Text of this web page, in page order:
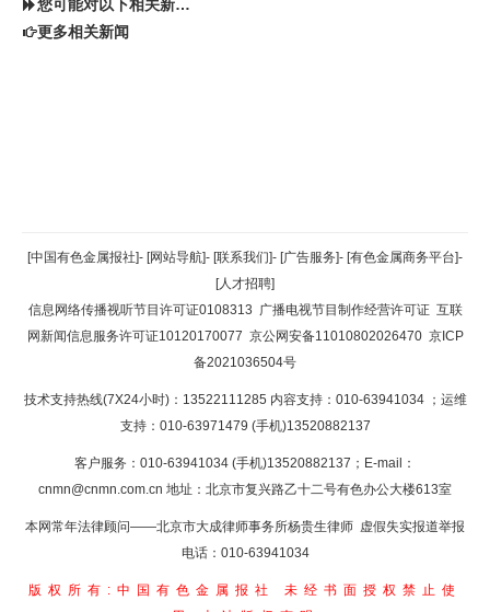
您可能对以下相关新闻同样感兴趣
更多相关新闻
返回顶部
返回首页
[中国有色金属报社]- [网站导航]- [联系我们]- [广告服务]- [有色金属商务平台]-
[人才招聘]
信息网络传播视听节目许可证0108313 广播电视节目制作经营许可证 互联
网新闻信息服务许可证10120170077 京公网安备11010802026470 京ICP
备2021036504号
技术支持热线(7X24小时)：13522111285 内容支持：010-63941034 ；运维
支持：010-63971479 (手机)13520882137
客户服务：010-63941034 (手机)13520882137；E-mail：
cnmn@cnmn.com.cn 地址：北京市复兴路乙十二号有色办公大楼613室
本网常年法律顾问——北京市大成律师事务所杨贵生律师 虚假失实报道举报
电话：010-63941034
版权所有:中国有色金属报社
未经书面授权禁止使